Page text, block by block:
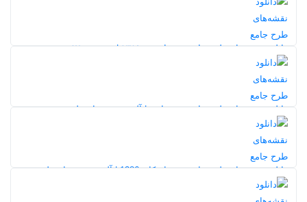
10
تخصصی شهری
249
5,0
دانلود نقشه‌های طرح جامع شهر بافق | آلبوم نقشه‌های طرح توسعه و
عمران (جامع) شهر بافق
198
5,0
دانلود نقشه‌های طرح جامع شهر اردکان 1386 | آلبوم نقشه‌های طرح
توسعه و عمران شهر اردکان